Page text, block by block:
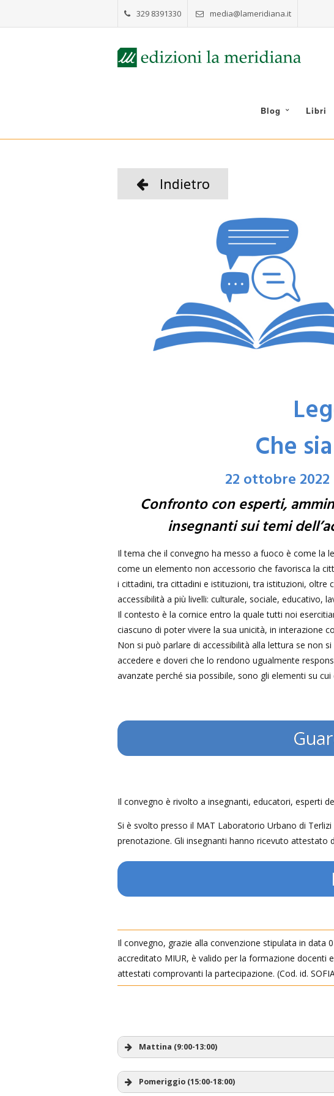
329 8391330 media@lameridiana.it
Blog Libri
Indietro
Che
22 ottobre 2022
Confronto con esperti,
insegnanti sui temi
Il tema che il convegno ha messo a fuoco è come la
come un elemento non accessorio che favorisca la
i cittadini, tra cittadini e istituzioni, tra istituzioni, oltre
accessibilità a più livelli: culturale, sociale, educativo,
Il contesto è la cornice entro la quale tutti noi
ciascuno di poter vivere la sua unicità, in interazione
Non si può parlare di accessibilità alla lettura se non
accedere e doveri che lo rendono ugualmente
avanzate perché sia possibile, sono gli elementi su
Il convegno è rivolto a insegnanti, educatori, esperti
Si è svolto presso il MAT Laboratorio Urbano di
prenotazione. Gli insegnanti hanno ricevuto
Il convegno, grazie alla convenzione stipulata in data
accreditato MIUR, è valido per la formazione docenti
attestati comprovanti la partecipazione. (Cod. id.
Mattina (9:00-13:00)
Pomeriggio (15:00-18:00)